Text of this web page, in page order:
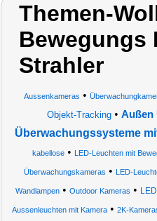
Themen-
Bewegungs
Strahler
Aussenkameras •
Objekt-Tracking• Außen
Überwachungssysteme
kabellose• LED-Leuchten mit
Überwachungskameras • LED-
Wandlampen• Outdoor Kameras •
Aussenleuchten mit Kamera• 2K-